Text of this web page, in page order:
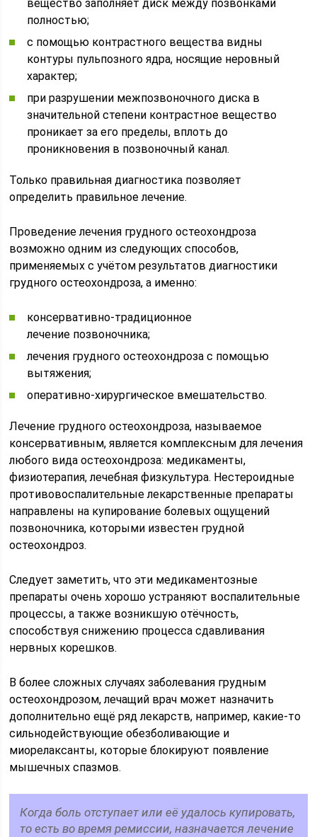
вещество заполняет диск между позвонками
полностью;
с помощью контрастного вещества видны
контуры пульпозного ядра, носящие неровный
характер;
при разрушении межпозвоночного диска в
значительной степени контрастное вещество
проникает за его пределы, вплоть до
проникновения в позвоночный канал.
Только правильная диагностика позволяет
определить правильное лечение.
Проведение лечения грудного остеохондроза
возможно одним из следующих способов,
применяемых с учётом результатов диагностики
грудного остеохондроза, а именно:
консервативно-традиционное
лечение позвоночника;
лечения грудного остеохондроза с помощью
вытяжения;
оперативно-хирургическое вмешательство.
Лечение грудного остеохондроза, называемое
консервативным, является комплексным для лечения
любого вида остеохондроза: медикаменты,
физиотерапия, лечебная физкультура. Нестероидные
противовоспалительные лекарственные препараты
направлены на купирование болевых ощущений
позвоночника, которыми известен грудной
остеохондроз.
Следует заметить, что эти медикаментозные
препараты очень хорошо устраняют воспалительные
процессы, а также возникшую отёчность,
способствуя снижению процесса сдавливания
нервных корешков.
В более сложных случаях заболевания грудным
остеохондрозом, лечащий врач может назначить
дополнительно ещё ряд лекарств, например, какие-то
сильнодействующие обезболивающие и
миорелаксанты, которые блокируют появление
мышечных спазмов.
Когда боль отступает или её удалось купировать,
то есть во время ремиссии, назначается лечение